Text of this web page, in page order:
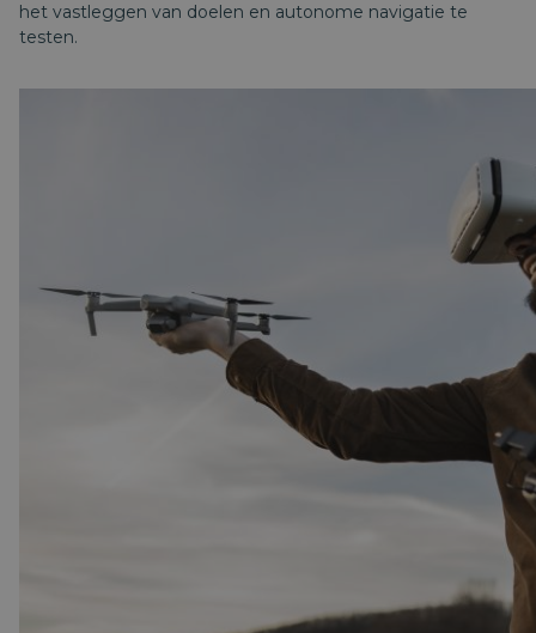
het vastleggen van doelen en autonome navigatie te
testen.